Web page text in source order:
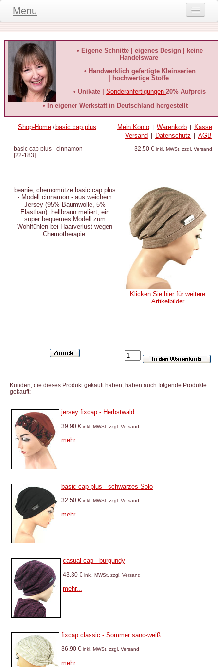
Menu
Produktinformationen
Kundeninformationen
häufige Fragen
Kontakt
Datenschutz
• Eigene Schnitte | eigenes Design | keine
Handelsware
• Handwerklich gefertigte Kleinserien
| hochwertige Stoffe
• Unikate | Sonderanfertigungen 20% Aufpreis
• In eigener Werkstatt in Deutschland hergestellt
Shop-Home/ basic cap plus Mein Konto Warenkorb
Kasse
Versand
Datenschutz AGB
basic cap plus - cinnamon
[22-183]
32.50 € inkl. MWSt. zzgl. Versand
beanie, chemomütze basic cap plus
- Modell cinnamon - aus weichem
Jersey (95% Baumwolle, 5%
Elasthan): hellbraun meliert, ein
super bequemes Modell zum
Wohlfühlen bei Haarverlust wegen
Chemotherapie.
Klicken Sie hier für weitere
Artikelbilder
Kunden, die dieses Produkt gekauft haben, haben auch folgende Produkte
gekauft:
jersey fixcap - Herbstwald
39.90 € inkl. MWSt. zzgl. Versand
mehr...
basic cap plus - schwarzes Solo
32.50 € inkl. MWSt. zzgl. Versand
mehr...
casual cap - burgundy
43.30 € inkl. MWSt. zzgl. Versand
mehr...
fixcap classic - Sommer sand-weiß
36.90 € inkl. MWSt. zzgl. Versand
mehr...